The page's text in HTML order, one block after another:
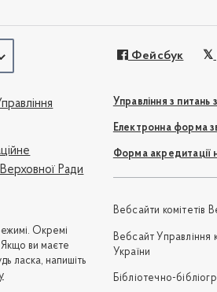
Фейсбук
Управління з
Електронна форма
Форма акредитації
Вебсайти комітетів
Вебсайт Управління
України
Бібліотечно-
Ради
Окремі
ви маєте
ласка, напишіть